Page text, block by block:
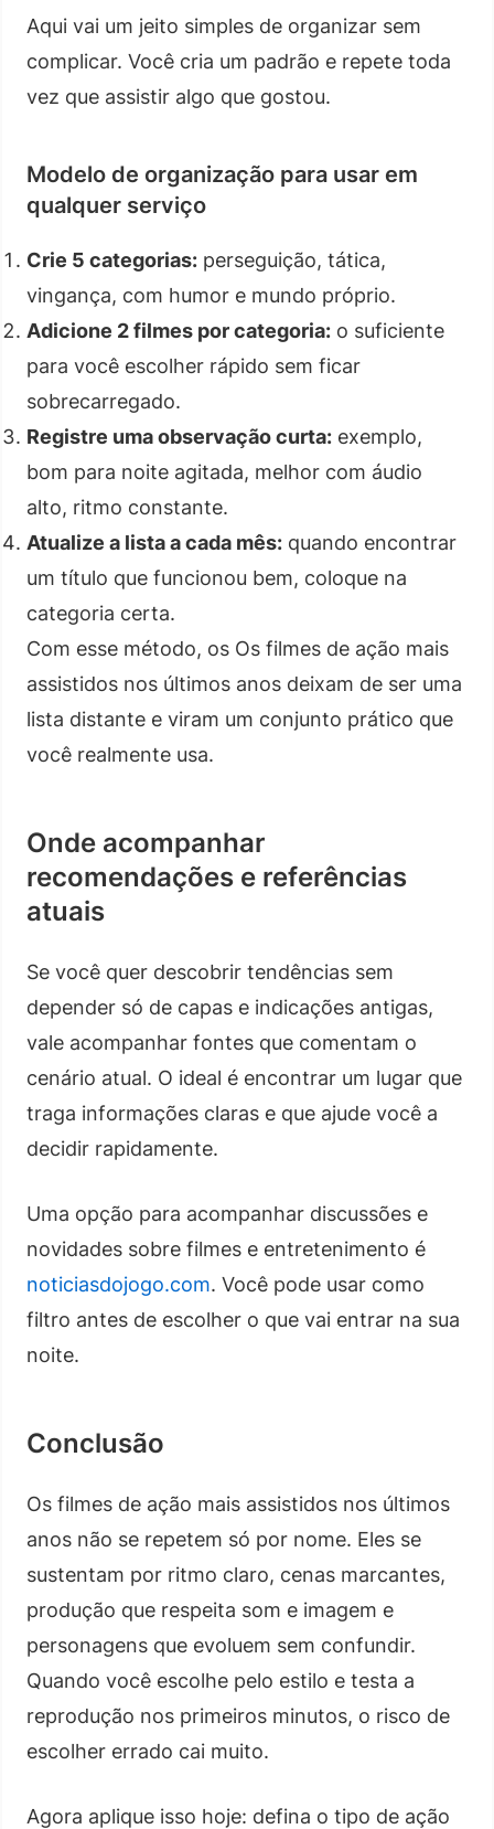
Aqui vai um jeito simples de organizar sem
complicar. Você cria um padrão e repete toda
vez que assistir algo que gostou.
Modelo de organização para usar em
qualquer serviço
Crie 5 categorias: perseguição, tática,
vingança, com humor e mundo próprio.
Adicione 2 filmes por categoria: o suficiente
para você escolher rápido sem ficar
sobrecarregado.
Registre uma observação curta: exemplo,
bom para noite agitada, melhor com áudio
alto, ritmo constante.
Atualize a lista a cada mês: quando encontrar
um título que funcionou bem, coloque na
categoria certa.
Com esse método, os Os filmes de ação mais
assistidos nos últimos anos deixam de ser uma
lista distante e viram um conjunto prático que
você realmente usa.
Onde acompanhar
recomendações e referências
atuais
Se você quer descobrir tendências sem
depender só de capas e indicações antigas,
vale acompanhar fontes que comentam o
cenário atual. O ideal é encontrar um lugar que
traga informações claras e que ajude você a
decidir rapidamente.
Uma opção para acompanhar discussões e
novidades sobre filmes e entretenimento é
noticiasdojogo.com. Você pode usar como
filtro antes de escolher o que vai entrar na sua
noite.
Conclusão
Os filmes de ação mais assistidos nos últimos
anos não se repetem só por nome. Eles se
sustentam por ritmo claro, cenas marcantes,
produção que respeita som e imagem e
personagens que evoluem sem confundir.
Quando você escolhe pelo estilo e testa a
reprodução nos primeiros minutos, o risco de
escolher errado cai muito.
Agora aplique isso hoje: defina o tipo de ação